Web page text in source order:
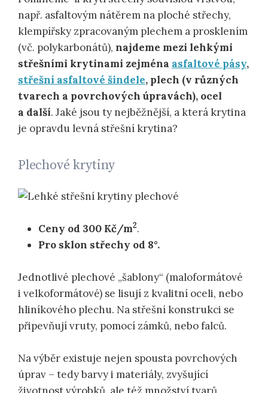
např. asfaltovým nátěrem na ploché střechy,
klempířsky zpracovaným plechem a prosklením
(vč. polykarbonátů), najdeme mezi lehkými
střešními krytinami zejména asfaltové pásy,
střešní asfaltové šindele, plech (v různých
tvarech a povrchových úpravách), ocel
a další. Jaké jsou ty nejběžnější, a která krytina
je opravdu levná střešní krytina?
Plechové krytiny
Ceny od 300 Kč/m2.
Pro sklon střechy od 8°.
Jednotlivé plechové „šablony“ (maloformátové
i velkoformátové) se lisují z kvalitní oceli, nebo
hliníkového plechu. Na střešní konstrukci se
připevňují vruty, pomocí zámků, nebo falců.
Na výběr existuje nejen spousta povrchových
úprav – tedy barvy i materiály, zvyšující